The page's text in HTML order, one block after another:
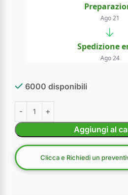
Ago 21
→
Spedizione
Ago 24
6000 disponibili
Aggiungi al
Clicca e Richiedi un